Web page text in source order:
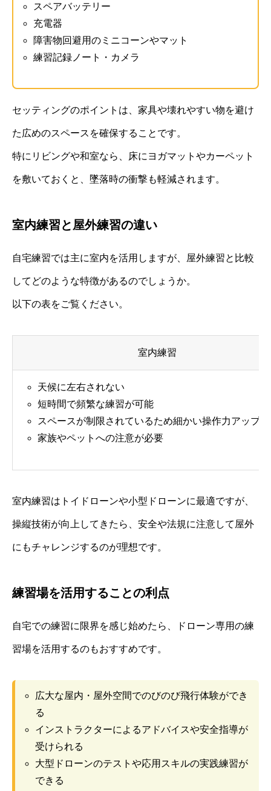
スペアバッテリー
充電器
障害物回避用のミニコーンやマット
練習記録ノート・カメラ
セッティングのポイントは、家具や壊れやすい物を避け
た広めのスペースを確保することです。
特にリビングや和室なら、床にヨガマットやカーペット
を敷いておくと、墜落時の衝撃も軽減されます。
室内練習と屋外練習の違い
自宅練習では主に室内を活用しますが、屋外練習と比較
してどのような特徴があるのでしょうか。
以下の表をご覧ください。
室内練習
天候に左右されない
短時間で頻繁な練習が可能
スペースが制限されているため細かい操作力アップ
家族やペットへの注意が必要
室内練習はトイドローンや小型ドローンに最適ですが、
操縦技術が向上してきたら、安全や法規に注意して屋外
にもチャレンジするのが理想です。
練習場を活用することの利点
自宅での練習に限界を感じ始めたら、ドローン専用の練
習場を活用するのもおすすめです。
広大な屋内・屋外空間でのびのび飛行体験ができ
る
インストラクターによるアドバイスや安全指導が
受けられる
大型ドローンのテストや応用スキルの実践練習が
できる